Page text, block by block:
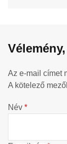
Az e-mail címet
A kötelező
Név *